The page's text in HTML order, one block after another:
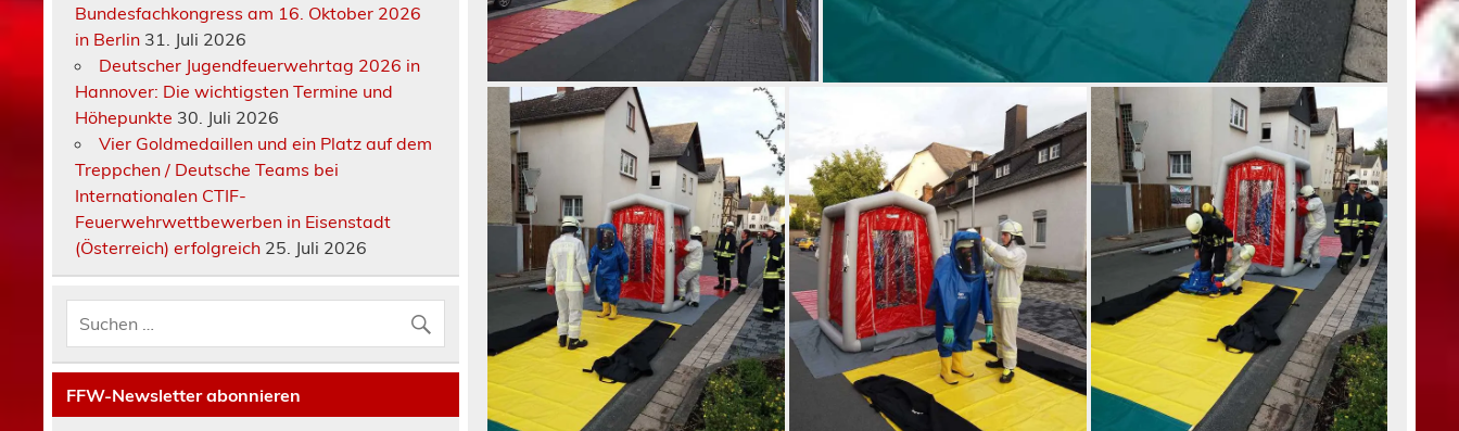
Bundesfachkongress am 16. Oktober 2026
in Berlin 31. Juli 2026
Deutscher Jugendfeuerwehrtag 2026 in
Hannover: Die wichtigsten Termine und
Höhepunkte 30. Juli 2026
Vier Goldmedaillen und ein Platz auf dem
Treppchen / Deutsche Teams bei
Internationalen CTIF-
Feuerwehrwettbewerben in Eisenstadt
(Österreich) erfolgreich 25. Juli 2026
FFW-Newsletter abonnieren